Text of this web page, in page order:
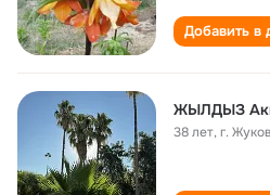
Добавить в
ЖЫЛДЫЗ
38 лет,г.